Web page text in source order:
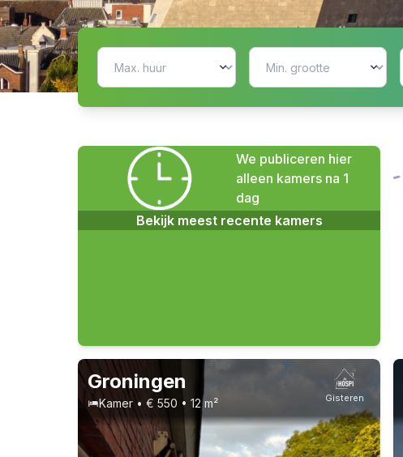
We publiceren hier
alleen kamers na 1
dag
Bekijk meest recente kamers
Gisteren
Groningen
Kamer • € 550 • 12 m²